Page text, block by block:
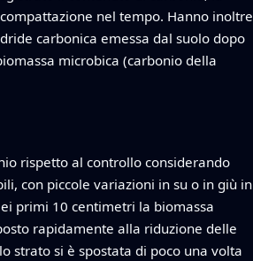
nel tempo. Hanno inoltre
carbonica emessa dal suolo dopo
microbica (carbonio della
rispetto al controllo considerando
con piccole variazioni in su o in giù in
primi 10 centimetri la biomassa
rapidamente alla riduzione delle
strato si è spostata di poco una volta